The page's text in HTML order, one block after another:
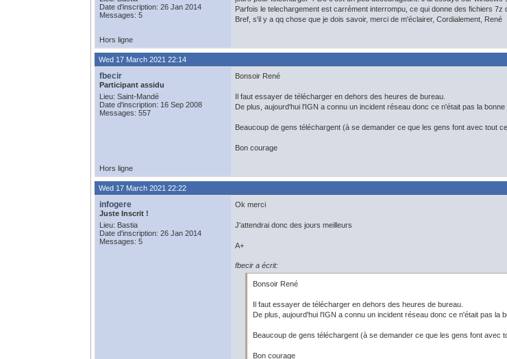
Date d'inscription: 26 Jan 2014
Messages: 5
Parfois le telechargement est carrément interrompu, ce qui donne des fichiers 7z
Bref, s'il y a qq chose que je dois savoir, merci de m'éclairer, Cordialement, René
Hors ligne
Wed 17 March 2021 22:14
fbecir
Participant assidu
Lieu: Saint-Mandé
Date d'inscription: 16 Sep 2008
Messages: 557
Bonsoir René
Il faut essayer de télécharger en dehors des heures de bureau.
De plus, aujourd'hui l'IGN a connu un incident réseau donc ce n'était pas la bonne
Beaucoup de gens téléchargent (à se demander ce que les gens font avec tout
Bon courage
Hors ligne
Wed 17 March 2021 22:22
infogere
Juste Inscrit !
Lieu: Bastia
Date d'inscription: 26 Jan 2014
Messages: 5
Ok merci
J'attendrai donc des jours meilleurs
A+
fbecir a écrit:
Bonsoir René
Il faut essayer de télécharger en dehors des heures de bureau.
De plus, aujourd'hui l'IGN a connu un incident réseau donc ce n'était pas la
Beaucoup de gens téléchargent (à se demander ce que les gens font avec
Bon courage